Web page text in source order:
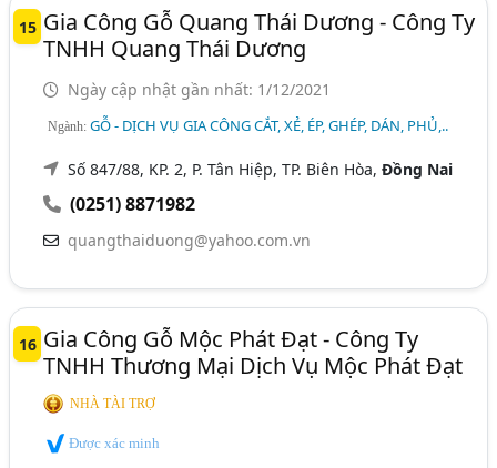
15 Gia Công Gỗ Quang Thái Dương - Công Ty
TNHH Quang Thái Dương
Ngày cập nhật gần nhất: 1/12/2021
Ngành:GỖ - DỊCH VỤ GIA CÔNG CẮT, XẺ, ÉP, GHÉP, DÁN, PHỦ,..
Số 847/88, KP. 2, P. Tân Hiệp, TP. Biên Hòa,Đồng Nai
(0251) 8871982
quangthaiduong@yahoo.com.vn
16 Gia Công Gỗ Mộc Phát Đạt - Công Ty
TNHH Thương Mại Dịch Vụ Mộc Phát Đạt
NHÀ TÀI TRỢ
Được xác minh